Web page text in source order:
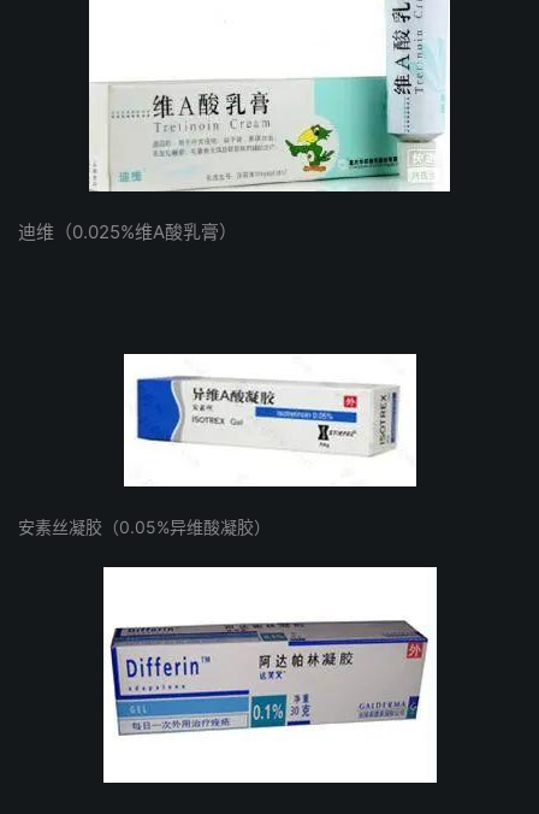
迪维（0.025%维A酸乳膏）
安素丝凝胶（0.05%异维酸凝胶）